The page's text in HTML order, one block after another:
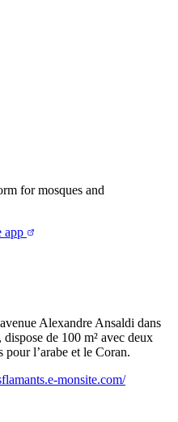
for mosques and
app
Alexandre Ansaldi dans
de 100 m² avec deux
pour l’arabe et le Coran.
monsite.com/